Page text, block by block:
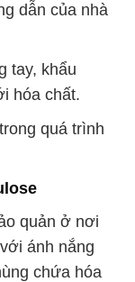
dẫn của nhà
tay, khẩu
hóa chất.
quá trình
quản ở nơi
ánh nắng
chứa hóa